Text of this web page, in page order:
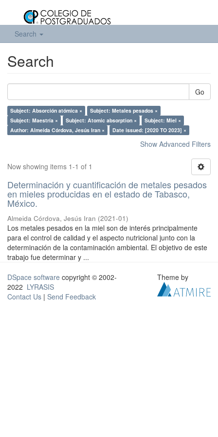
Search
Search
Go
Subject: Absorción atómica ×
Subject: Metales pesados ×
Subject: Maestría ×
Subject: Atomic absorption ×
Subject: Miel ×
Author: Almeida Córdova, Jesús Iran ×
Date issued: [2020 TO 2023] ×
Show Advanced Filters
Now showing items 1-1 of 1
Determinación y cuantificación de metales pesados
en mieles producidas en el estado de Tabasco,
México.
Almeida Córdova, Jesús Iran (2021-01)
Los metales pesados en la miel son de interés principalmente
para el control de calidad y el aspecto nutricional junto con la
determinación de la contaminación ambiental. El objetivo de este
trabajo fue determinar y ...
DSpace software copyright © 2002-
2022 LYRASIS
Contact Us | Send Feedback
Theme by